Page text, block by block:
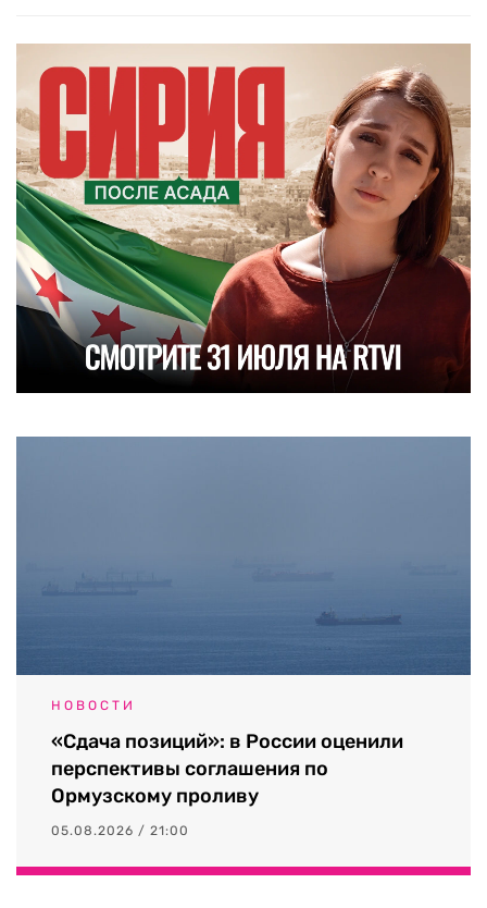
НОВОСТИ
«Сдача позиций»: в России оценили
перспективы соглашения по
Ормузскому проливу
05.08.2026 / 21:00